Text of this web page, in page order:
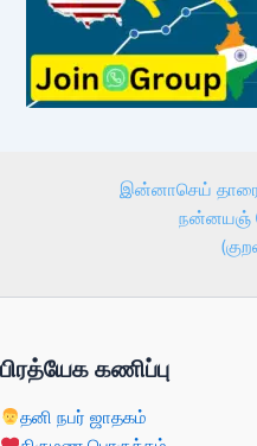
இன்னாசெய்
நன்னயஞ்
பிரத்யேக கணிப்பு
தனி நபர் ஜாதகம்